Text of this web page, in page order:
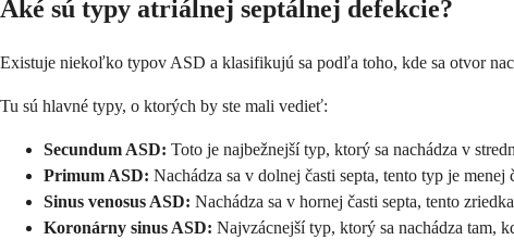
Aké sú typy atriálnej septálnej defekcie?
Existuje niekoľko typov ASD a klasifikujú sa podľa toho, kde sa otvor
Tu sú hlavné typy, o ktorých by ste mali vedieť:
Secundum ASD: Toto je najbežnejší typ, ktorý sa nachádza v
Primum ASD: Nachádza sa v dolnej časti septa, tento typ je
Sinus venosus ASD: Nachádza sa v hornej časti septa, tento
Koronárny sinus ASD: Najvzácnejší typ, ktorý sa nachádza tam,